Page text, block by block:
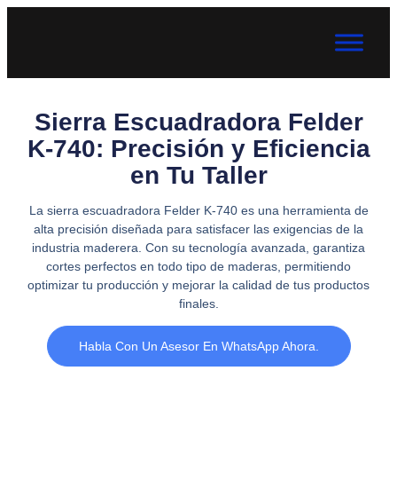
Sierra Escuadradora Felder
K-740: Precisión y Eficiencia
en Tu Taller
La sierra escuadradora Felder K-740 es una herramienta de
alta precisión diseñada para satisfacer las exigencias de la
industria maderera. Con su tecnología avanzada, garantiza
cortes perfectos en todo tipo de maderas, permitiendo
optimizar tu producción y mejorar la calidad de tus productos
finales.
Habla Con Un Asesor En WhatsApp Ahora.